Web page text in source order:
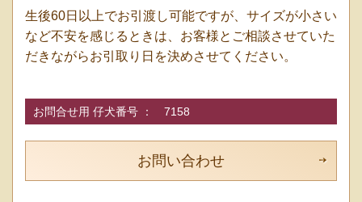
生後60日以上でお引渡し可能ですが、サイズが小さい
など不安を感じるときは、お客様とご相談させていた
だきながらお引取り日を決めさせてください。
お問合せ用 仔犬番号 ： 7158
お問い合わせ